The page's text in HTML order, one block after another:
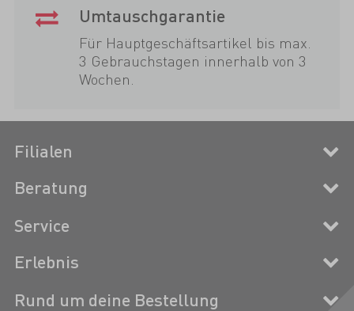
Umtauschgarantie
Für Hauptgeschäftsartikel bis max.
3 Gebrauchstagen innerhalb von 3
Wochen.
Filialen
Beratung
Service
Erlebnis
Rund um deine Bestellung